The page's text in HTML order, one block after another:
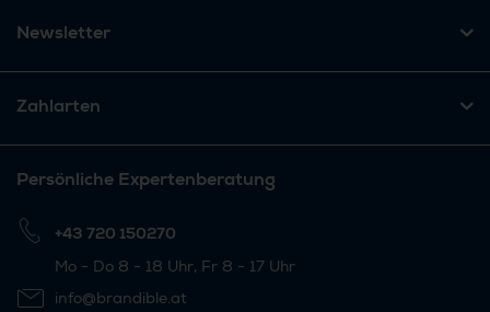
Newsletter
Zahlarten
Persönliche Expertenberatung
+43 720 150270
Mo - Do 8 - 18 Uhr, Fr 8 - 17 Uhr
info@brandible.at